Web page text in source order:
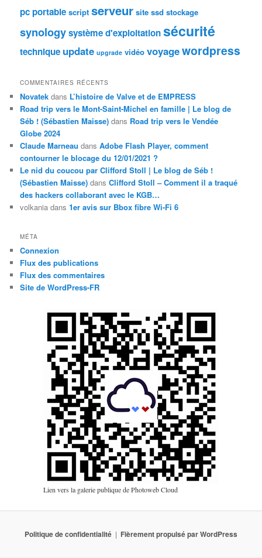
pc portable script serveur site ssd stockage
synologysystème d'exploitationsécurité
technique update upgrade vidéo voyagewordpress
COMMENTAIRES RÉCENTS
Novatek dans L’histoire de Valve et de EMPRESS
Road trip vers le Mont-Saint-Michel en famille | Le blog de
Séb ! (Sébastien Maisse) dans Road trip vers le Vendée
Globe 2024
Claude Marneau dansAdobe Flash Player, comment
contourner le blocage du 12/01/2021 ?
Le nid du coucou par Clifford Stoll | Le blog de Séb !
(Sébastien Maisse) dansClifford Stoll – Comment il a traqué
des hackers collaborant avec le KGB…
volkania dans1er avis sur Bbox fibre Wi-Fi 6
MÉTA
Connexion
Flux des publications
Flux des commentaires
Site de WordPress-FR
Lien vers la galerie publique de Photoweb Cloud
Politique de confidentialité Fièrement propulsé par WordPress